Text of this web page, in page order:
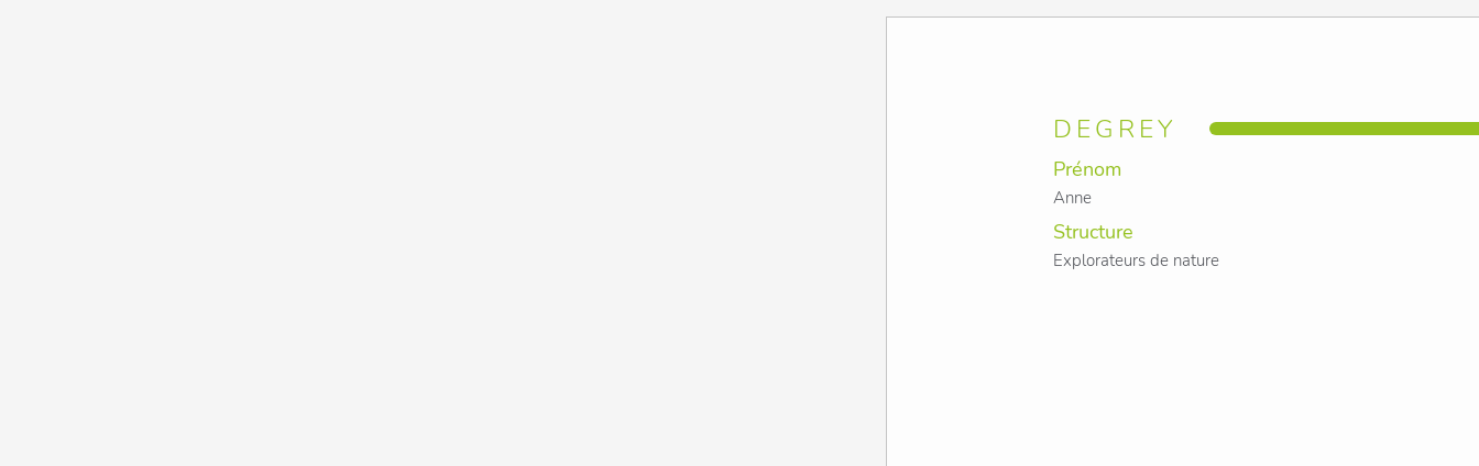
DEGREY
Prénom
Anne
Structure
Explorateurs de nature